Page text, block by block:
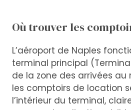
Où trouver les
L’aéroport de Naples
terminal principal
de la zone des arrivées
les comptoirs de location
l’intérieur du terminal,